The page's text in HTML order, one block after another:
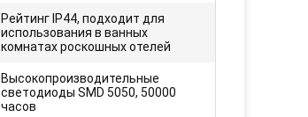
Рейтинг IP44, подходит для
использования в ванных
комнатах роскошных отелей
Высокопроизводительные
светодиоды SMD 5050, 50000
часов